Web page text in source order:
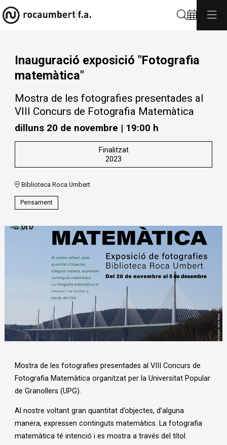
Inauguració exposició "Fotografia
matemàtica"
Mostra de les fotografies presentades al
VIII Concurs de Fotografia Matemàtica
dilluns 20 de novembre | 19:00 h
Finalitzat
2023
Biblioteca Roca Umbert
Pensament
Mostra de les fotografies presentades al VIII Concurs de
Fotografia Matemàtica organitzat per la Universitat Popular
de Granollers (UPG).
Al nostre voltant gran quantitat d’objectes, d’alguna
manera, expressen continguts matemàtics. La fotografia
matemàtica té intenció i es mostra a través del títol.